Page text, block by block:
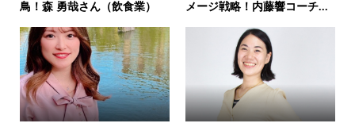
鳥！森 勇哉さん（飲食業）
メージ戦略！内藤響コーチ...